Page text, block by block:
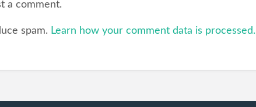
a comment.
spam. Learn how your comment data is processed.